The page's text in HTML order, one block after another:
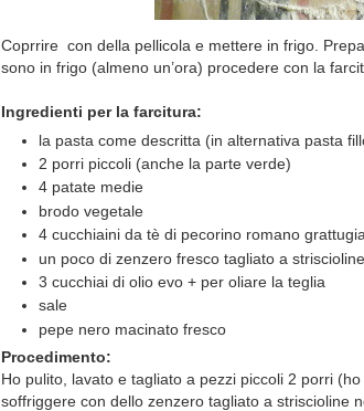
Coprrire con della pellicola e mettere in frigo.
sono in frigo (almeno un’ora) procedere con la
Ingredienti per la farcitura:
la pasta come descritta (in alternativa pasta
2 porri piccoli (anche la parte verde)
4 patate medie
brodo vegetale
4 cucchiaini da tè di pecorino romano
un poco di zenzero fresco tagliato a
3 cucchiai di olio evo + per oliare la teglia
sale
pepe nero macinato fresco
Procedimento:
Ho pulito, lavato e tagliato a pezzi piccoli 2 porri
soffriggere con dello zenzero tagliato a striscioline